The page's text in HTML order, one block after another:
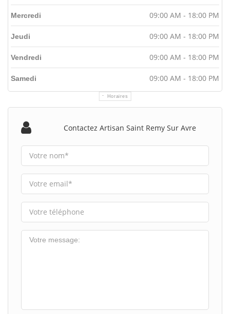
Horaires
Mercredi 09:00 AM - 18:00 PM
Jeudi 09:00 AM - 18:00 PM
Vendredi 09:00 AM - 18:00 PM
Samedi 09:00 AM - 18:00 PM
Contactez Artisan Saint Remy Sur Avre